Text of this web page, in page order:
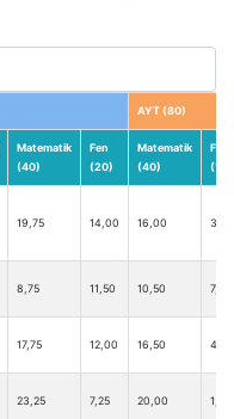
AYT (80)
Matematik
(40)
Fen
(20)
Matematik
(40)
Fizik
(14)
19,75 14,00 16,00 3,25
8,75 11,50 10,50 7,75
17,75 12,00 16,50 4,00
23,25 7,25 20,00 1,00